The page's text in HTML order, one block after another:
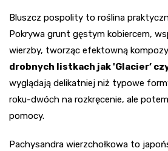
Bluszcz pospolity to roślina
Pokrywa grunt gęstym kobiercem,
wierzby, tworząc efektowną
drobnych listkach jak 'Glacier’
wyglądają delikatniej niż typowe
roku-dwóch na rozkręcenie, ale
pomocy.
Pachysandra wierzchołkowa to